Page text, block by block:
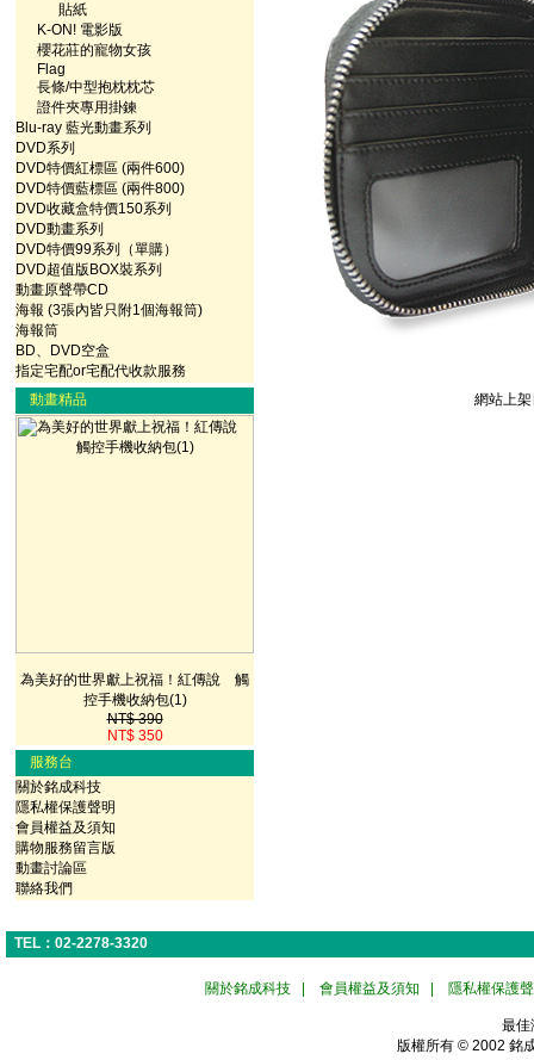
貼紙
K-ON! 電影版
櫻花莊的寵物女孩
Flag
長條/中型抱枕枕芯
證件夾專用掛鍊
Blu-ray 藍光動畫系列
DVD系列
DVD特價紅標區 (兩件600)
DVD特價藍標區 (兩件800)
DVD收藏盒特價150系列
DVD動畫系列
DVD特價99系列（單購）
DVD超值版BOX裝系列
動畫原聲帶CD
海報 (3張內皆只附1個海報筒)
海報筒
BD、DVD空盒
指定宅配or宅配代收款服務
動畫精品
為美好的世界獻上祝福！紅傳說 觸
控手機收納包(1)
NT$ 390
NT$ 350
服務台
關於銘成科技
隱私權保護聲明
會員權益及須知
購物服務留言版
動畫討論區
聯絡我們
網站上
TEL：02-2278-3320
關於銘成科技 會員權益及須知 隱私權保護
最佳
版權所有 © 2002 銘